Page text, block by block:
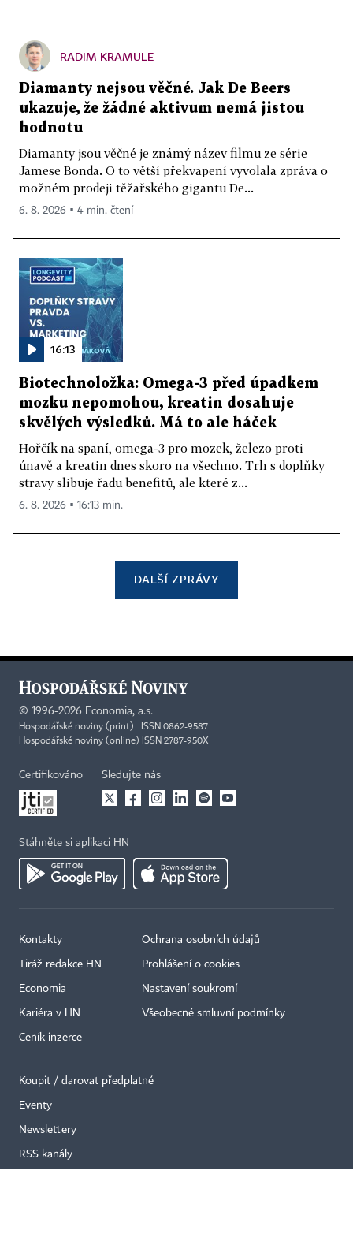
RADIM KRAMULE
Diamanty nejsou věčné. Jak De Beers
ukazuje, že žádné aktivum nemá jistou
hodnotu
Diamanty jsou věčné je známý název filmu ze série
Jamese Bonda. O to větší překvapení vyvolala zpráva o
možném prodeji těžařského gigantu De...
6. 8. 2026 ▪ 4 min. čtení
16:13
Biotechnoložka: Omega-3 před úpadkem
mozku nepomohou, kreatin dosahuje
skvělých výsledků. Má to ale háček
Hořčík na spaní, omega-3 pro mozek, železo proti
únavě a kreatin dnes skoro na všechno. Trh s doplňky
stravy slibuje řadu benefitů, ale které z...
6. 8. 2026 ▪ 16:13 min.
DALŠÍ ZPRÁVY
© 1996-2026 Economia, a.s.
Hospodářské noviny (print) ISSN 0862-9587
Hospodářské noviny (online) ISSN 2787-950X
Certifikováno Sledujte nás
Stáhněte si aplikaci HN
Kontakty
Tiráž redakce HN
Economia
Kariéra v HN
Ceník inzerce
Ochrana osobních údajů
Prohlášení o cookies
Nastavení soukromí
Všeobecné smluvní podmínky
Koupit / darovat předplatné
Eventy
Newslettery
RSS kanály